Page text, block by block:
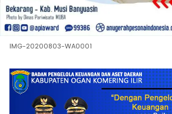
IMG-20200803-WA0001